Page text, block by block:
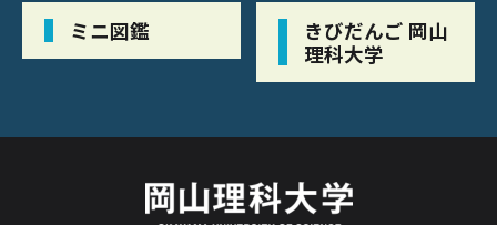
ミニ図鑑
きびだんご 岡山
理科大学